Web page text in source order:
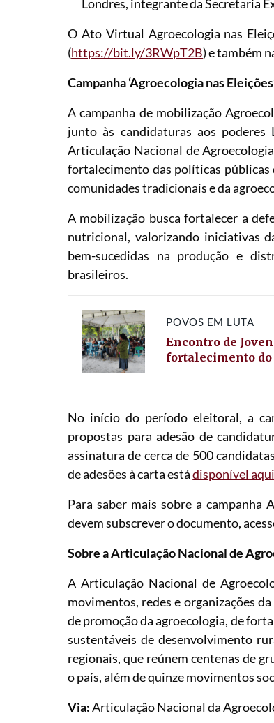
Londres, integrante da Secretaria
O Ato Virtual Agroecologia nas
(https://bit.ly/3RWpT2B) e também
Campanha ‘Agroecologia nas
A campanha de mobilização
junto às candidaturas aos poderes
Articulação Nacional de
fortalecimento das políticas públicas
comunidades tradicionais e da
A mobilização busca fortalecer a
nutricional, valorizando iniciativas
bem-sucedidas na produção e
brasileiros.
POVOS EM LUTA
Encontro de
fortalecimento do
No início do período eleitoral, a
propostas para adesão de
assinatura de cerca de 500
de adesões à carta estádisponível aqui
Para saber mais sobre a campanha
devem subscrever o documento,
Sobre a Articulação Nacional de
A Articulação Nacional de
movimentos, redes e organizações
de promoção da agroecologia, de
sustentáveis de desenvolvimento
regionais, que reúnem centenas de
o país, além de quinze movimentos
Via:Articulação Nacional da